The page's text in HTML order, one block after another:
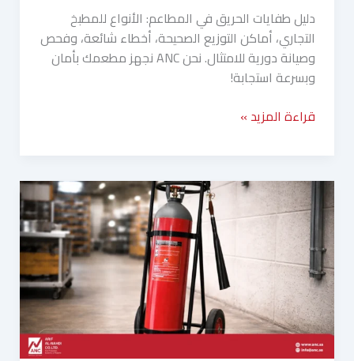
دليل طفايات الحريق في المطاعم: الأنواع للمطبخ
التجاري، أماكن التوزيع الصحيحة، أخطاء شائعة، وفحص
وصيانة دورية للامتثال. نحن ANC نجهز مطعمك بأمان
وبسرعة استجابة!
قراءة المزيد »
مضخات
حريق
ثابتة
مقابل
طفايات
الحريق
المحمولة:
أيهما
أفضل؟